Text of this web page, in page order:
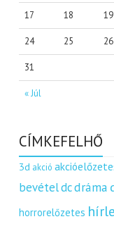
« Júl
17 18 19
24 25 26
31
CÍMKEFELHŐ
3d akció
bevételdcdráma
horrorelőzetes